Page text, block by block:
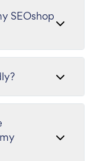
SEOshop